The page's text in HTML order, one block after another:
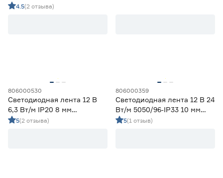
5
8
5
Ещё 11
Индекс цветопередачи (Ra)
IP65 5050 Wi‑fi Алиса 5 м
4.5(2 отзыва)
806000530
Светодиодная лента 12 В
6,3 Вт/м IP20 8 мм
холодный свет 5 м
5(2 отзыва)
806000359
Светодиодная лента 12 В 24
Вт/м 5050/96‑IP33 10 мм
мультиколор 5 м Geniled
5(1 отзыв)